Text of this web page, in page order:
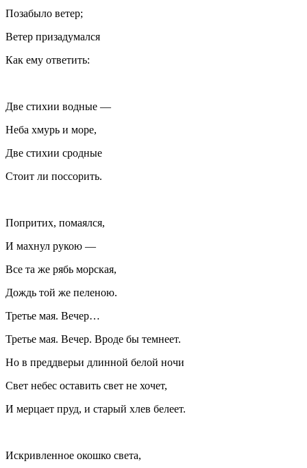
Позабыло ветер;
Ветер призадумался
Как ему ответить:
Две стихии водные —
Неба хмурь и море,
Две стихии сродные
Стоит ли поссорить.
Попритих, помаялся,
И махнул рукою —
Все та же рябь морская,
Дождь той же пеленою.
Третье мая. Вечер…
Третье мая. Вечер. Вроде бы темнеет.
Но в преддверьи длинной белой ночи
Свет небес оставить свет не хочет,
И мерцает пруд, и старый хлев белеет.
Искривленное окошко света,